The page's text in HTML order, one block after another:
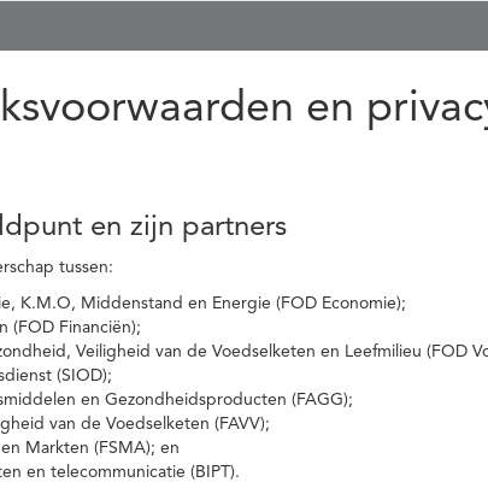
en
en zijn partners
tussen:
K.M.O, Middenstand en Energie (FOD Economie);
(FOD Financiën);
Veiligheid van de Voedselketen en Leefmilieu (FOD
(SIOD);
en Gezondheidsproducten (FAGG);
van de Voedselketen (FAVV);
Markten (FSMA); en
en telecommunicatie (BIPT).